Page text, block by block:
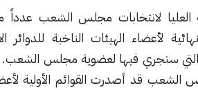
مجلس الشعب عدداً من القرارات
الهيئات الناخبة للدوائر الانتخابية في
فيها لعضوية مجلس الشعب. انت اللجنة
أصدرت القوائم الأولية لأعضاء الهيئات